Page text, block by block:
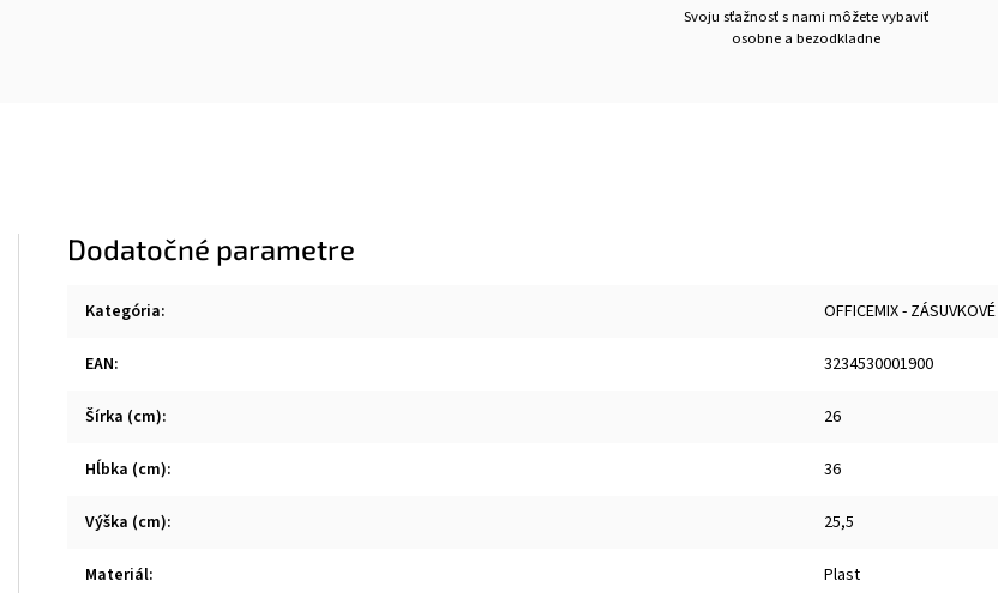
Svoju sťažnosť s nami môžete vybaviť
osobne a bezodkladne
Dodatočné parametre
Kategória: OFFICEMIX -
EAN: 3234530001900
Šírka (cm): 26
Hĺbka (cm): 36
Výška (cm): 25,5
Materiál: Plast